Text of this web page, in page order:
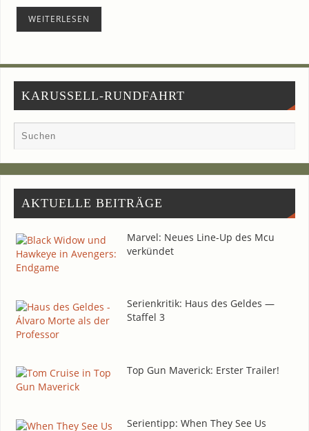
WEI­TER­LE­SEN
KARUSSELL-RUNDFAHRT
AKTU­EL­LE BEITRÄGE
Mar­vel: Neu­es Line-Up des Mcu
verkündet
Seri­en­kri­tik: Haus des Gel­des —
Staf­fel 3
Top Gun Maverick: Ers­ter Trailer!
Seri­en­tipp: When They See Us